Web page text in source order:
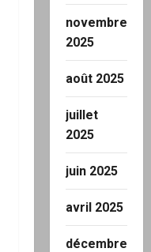
novembre
2025
août 2025
juillet
2025
juin 2025
avril 2025
décembre